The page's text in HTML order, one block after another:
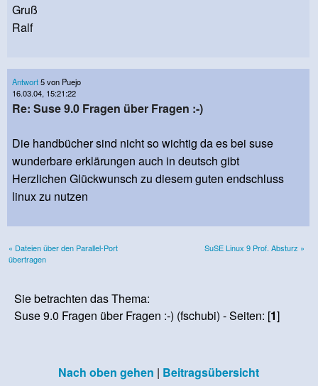
Gruß
Ralf
Antwort5 von Puejo
16.03.04, 15:21:22
Re: Suse 9.0 Fragen über Fragen :-)
Die handbücher sind nicht so wichtig da es bei suse
wunderbare erklärungen auch in deutsch gibt
Herzlichen Glückwunsch zu diesem guten endschluss
linux zu nutzen
« Dateien über den Parallel-Port
übertragen
SuSE Linux 9 Prof. Absturz »
Sie betrachten das Thema:
Suse 9.0 Fragen über Fragen :-) (fschubi) - Seiten: [1]
Nach oben gehen | Beitragsübersicht